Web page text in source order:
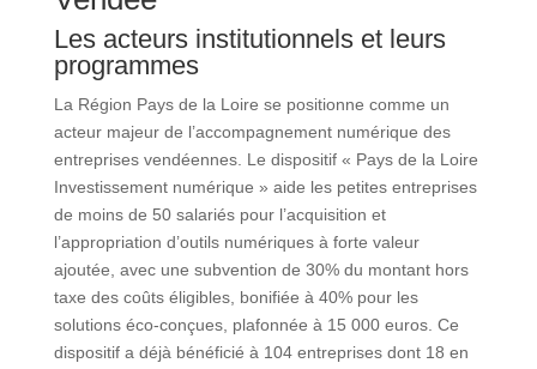
Les acteurs institutionnels et leurs
programmes
La Région Pays de la Loire se positionne comme un
acteur majeur de l’accompagnement numérique des
entreprises vendéennes. Le dispositif « Pays de la Loire
Investissement numérique » aide les petites entreprises
de moins de 50 salariés pour l’acquisition et
l’appropriation d’outils numériques à forte valeur
ajoutée, avec une subvention de 30% du montant hors
taxe des coûts éligibles, bonifiée à 40% pour les
solutions éco-conçues, plafonnée à 15 000 euros. Ce
dispositif a déjà bénéficié à 104 entreprises dont 18 en